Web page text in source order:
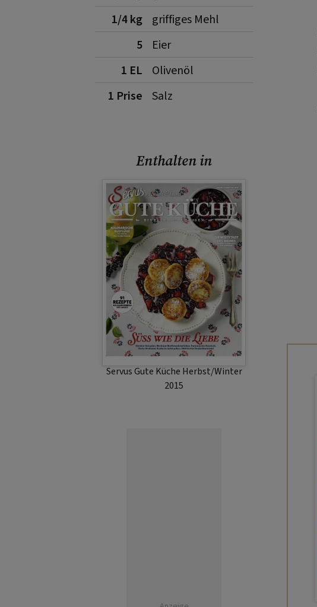
1/4 kg
griffiges Mehl
5
Eier
1 EL
Olivenöl
1 Prise
Salz
Enthalten in
Servus Gute Küche Herbst/Winter
2015